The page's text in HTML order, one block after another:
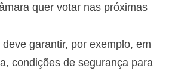
quer votar nas próximas
garantir, por exemplo, em
condições de segurança para